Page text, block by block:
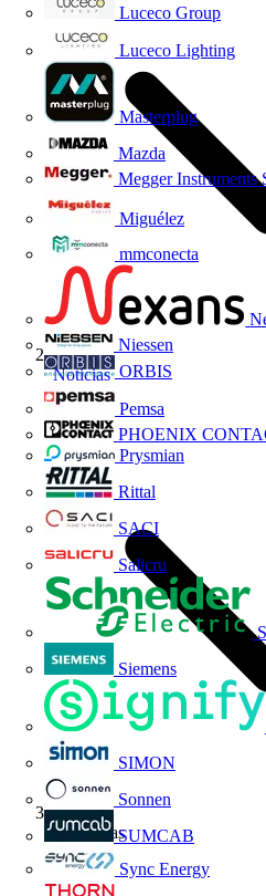
Luceco Group
Luceco Lighting
Masterplug
Mazda
Megger Instruments
Miguélez
mmconecta
Niessen
ORBIS
Pemsa
PHOENIX
Prysmian
Rittal
SACI
Salicru
Siemens
SIMON
Sonnen
SUMCAB
Sync Energy
Noticias
Descargas